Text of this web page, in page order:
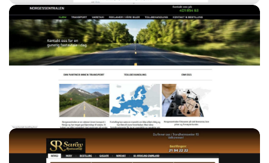
Publikum.no – Tilpasset nettutvikling – SEO –
Design – CMS
Norgessentralen.no – Web design – Nettside
driftsavtale